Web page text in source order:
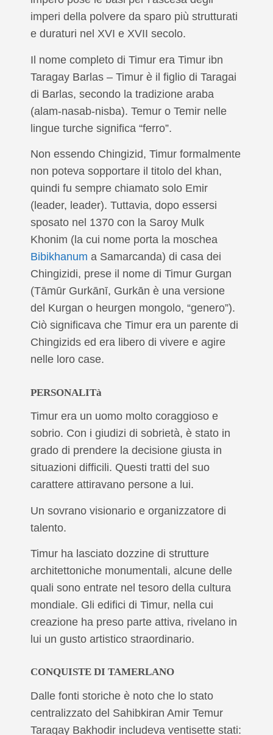
imperi della polvere da sparo più strutturati
e duraturi nel XVI e XVII secolo.
Il nome completo di Timur era Timur ibn
Taragay Barlas – Timur è il figlio di Taragai
di Barlas, secondo la tradizione araba
(alam-nasab-nisba). Temur o Temir nelle
lingue turche significa “ferro”.
Non essendo Chingizid, Timur formalmente
non poteva sopportare il titolo del khan,
quindi fu sempre chiamato solo Emir
(leader, leader). Tuttavia, dopo essersi
sposato nel 1370 con la Saroy Mulk
Khonim (la cui nome porta la moschea
Bibikhanuma Samarcanda) di casa dei
Chingizidi, prese il nome di Timur Gurgan
(Tāmūr Gurkānī, Gurkān è una versione
del Kurgan o heurgen mongolo, “genero”).
Ciò significava che Timur era un parente di
Chingizids ed era libero di vivere e agire
nelle loro case.
PERSONALITà
Timur era un uomo molto coraggioso e
sobrio. Con i giudizi di sobrietà, è stato in
grado di prendere la decisione giusta in
situazioni difficili. Questi tratti del suo
carattere attiravano persone a lui.
Un sovrano visionario e organizzatore di
talento.
Timur ha lasciato dozzine di strutture
architettoniche monumentali, alcune delle
quali sono entrate nel tesoro della cultura
mondiale. Gli edifici di Timur, nella cui
creazione ha preso parte attiva, rivelano in
lui un gusto artistico straordinario.
CONQUISTE DI TAMERLANO
Dalle fonti storiche è noto che lo stato
centralizzato del Sahibkiran Amir Temur
Taragay Bakhodir includeva ventisette stati: